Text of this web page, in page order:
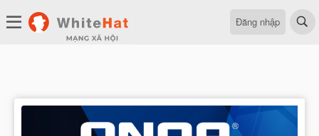
Đăng nhập